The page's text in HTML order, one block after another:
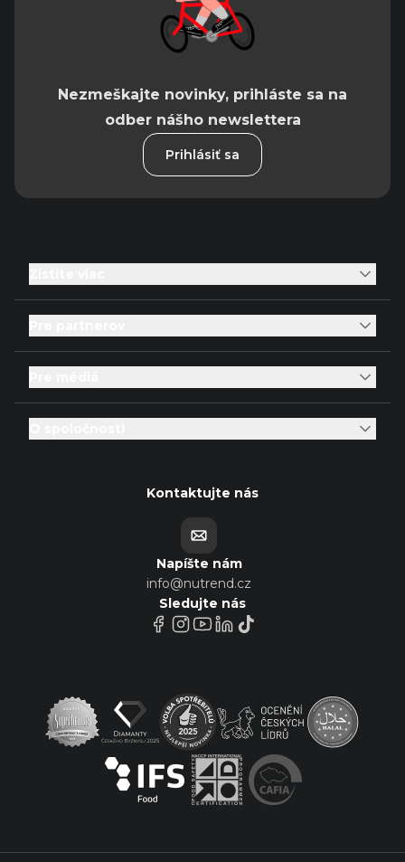
Nezmeškajte novinky, prihláste sa na
odber nášho newslettera
Prihlásiť sa
Kontaktujte nás
Napíšte nám
info@nutrend.cz
Sledujte nás